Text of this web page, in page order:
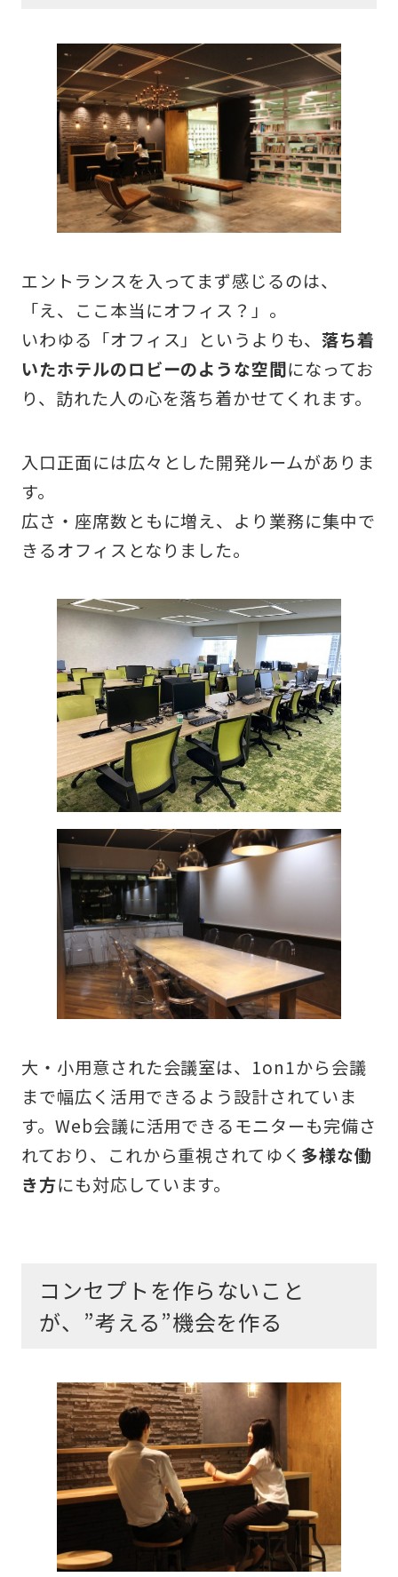
エントランスを入ってまず感じるのは、
「え、ここ本当にオフィス？」。
いわゆる「オフィス」というよりも、落ち着
いたホテルのロビーのような空間になってお
り、訪れた人の心を落ち着かせてくれます。
入口正面には広々とした開発ルームがありま
す。
広さ・座席数ともに増え、より業務に集中で
きるオフィスとなりました。
大・小用意された会議室は、1on1から会議
まで幅広く活用できるよう設計されていま
す。Web会議に活用できるモニターも完備さ
れており、これから重視されてゆく 多様な働
き方にも対応しています。
コンセプトを作らないこと
が、”考える”機会を作る